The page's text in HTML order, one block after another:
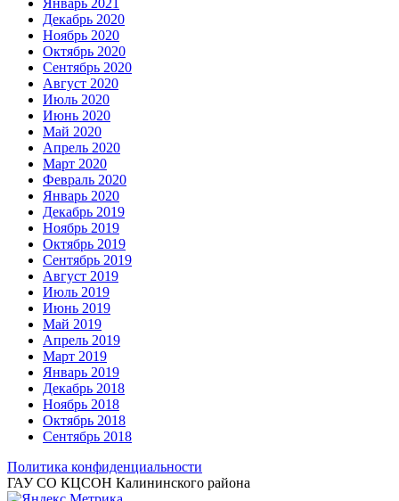
Январь 2021
Декабрь 2020
Ноябрь 2020
Октябрь 2020
Сентябрь 2020
Август 2020
Июль 2020
Июнь 2020
Май 2020
Апрель 2020
Март 2020
Февраль 2020
Январь 2020
Декабрь 2019
Ноябрь 2019
Октябрь 2019
Сентябрь 2019
Август 2019
Июль 2019
Июнь 2019
Май 2019
Апрель 2019
Март 2019
Январь 2019
Декабрь 2018
Ноябрь 2018
Октябрь 2018
Сентябрь 2018
Политика конфиденциальности
ГАУ СО КЦСОН Калининского района